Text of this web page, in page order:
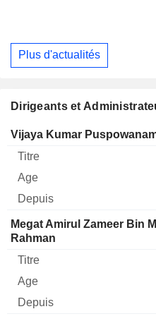
Plus d'actualités
Dirigeants et
Dirigeant Titre Age Depuis
Vijaya Kumar
Megat Amirul Zameer Bin
Rahman